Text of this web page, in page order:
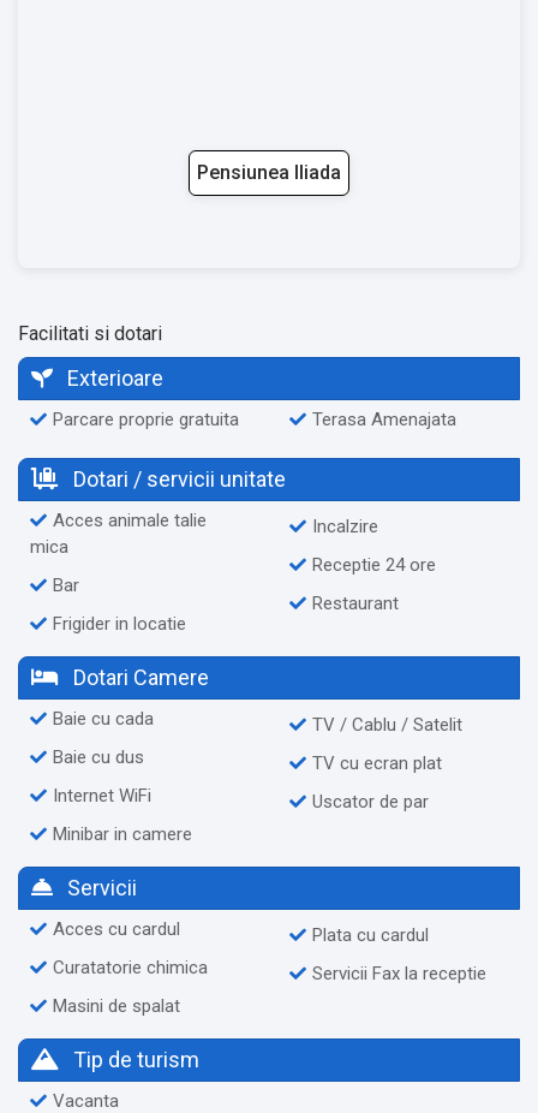
Aeroporturi in apropiere:
✔️ Aeroportul International Sibiu - 8 km
Pensiunea Iliada
Facilitati si dotari
Exterioare
Parcare proprie gratuita Terasa Amenajata
Dotari / servicii unitate
Acces animale talie
mica
Bar
Frigider in locatie
Incalzire
Receptie 24 ore
Restaurant
Dotari Camere
Baie cu cada
Baie cu dus
Internet WiFi
Minibar in camere
TV / Cablu / Satelit
TV cu ecran plat
Uscator de par
Servicii
Acces cu cardul
Curatatorie chimica
Masini de spalat
Plata cu cardul
Servicii Fax la receptie
Tip de turism
Vacanta